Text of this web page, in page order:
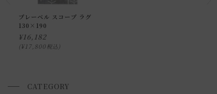
申し訳ございませんが、具体的な時間帯指定をしての出荷は
できません。
また、 日曜・祝日は、時間帯指定ができません。
いませ 。
プレーベル スコープ ラグ
130×190
¥16,182
¥17,800 税込
CATEGORY